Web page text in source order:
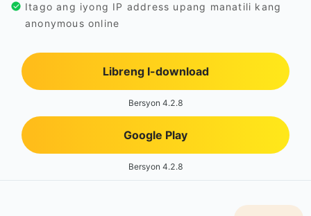
Itago ang iyong IP address upang manatili kang
anonymous online
Libreng I-download
Bersyon 4.2.8
Google Play
Bersyon 4.2.8